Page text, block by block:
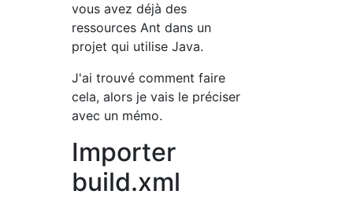
vous avez déjà des
ressources Ant dans un
projet qui utilise Java.
J'ai trouvé comment faire
cela, alors je vais le préciser
avec un mémo.
Importer
build.xml